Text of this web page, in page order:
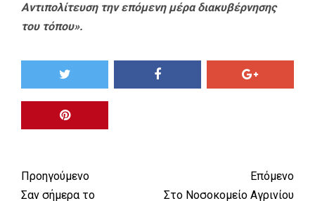
Αντιπολίτευση την επόμενη μέρα διακυβέρνησης
του τόπου».
Προηγούμενο
Σαν σήμερα το
Επόμενο
Στο Νοσοκομείο Αγρινίου